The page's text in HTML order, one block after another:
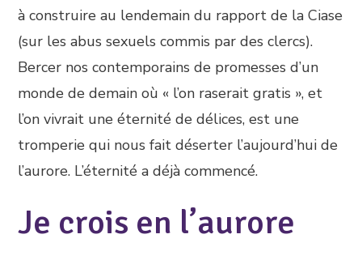
à construire au lendemain du rapport de la Ciase
(sur les abus sexuels commis par des clercs).
Bercer nos contemporains de promesses d’un
monde de demain où « l’on raserait gratis », et
l’on vivrait une éternité de délices, est une
tromperie qui nous fait déserter l’aujourd’hui de
l’aurore. L’éternité a déjà commencé.
Je crois en l’aurore